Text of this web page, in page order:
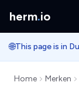
herm.io
🌐
Home Merken